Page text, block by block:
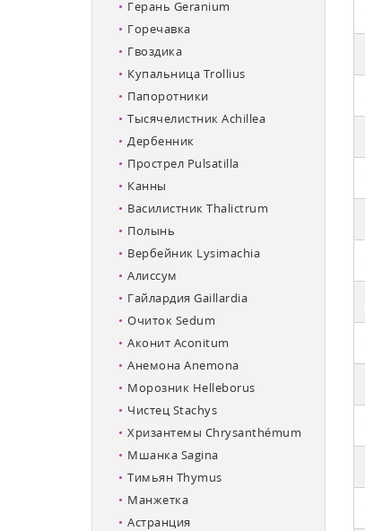
Герань Geranium
Горечавка
Гвоздика
Купальница Trollius
Папоротники
Тысячелистник Achillea
Дербенник
Прострел Pulsatilla
Канны
Василистник Thalictrum
Полынь
Вербейник Lysimachia
Алиссум
Гайлардия Gaillardia
Очиток Sedum
Аконит Aconitum
Анемона Anemona
Морозник Helleborus
Чистец Stachys
Хризантемы Chrysanthémum
Мшанка Sagina
Тимьян Thymus
Манжетка
Астранция